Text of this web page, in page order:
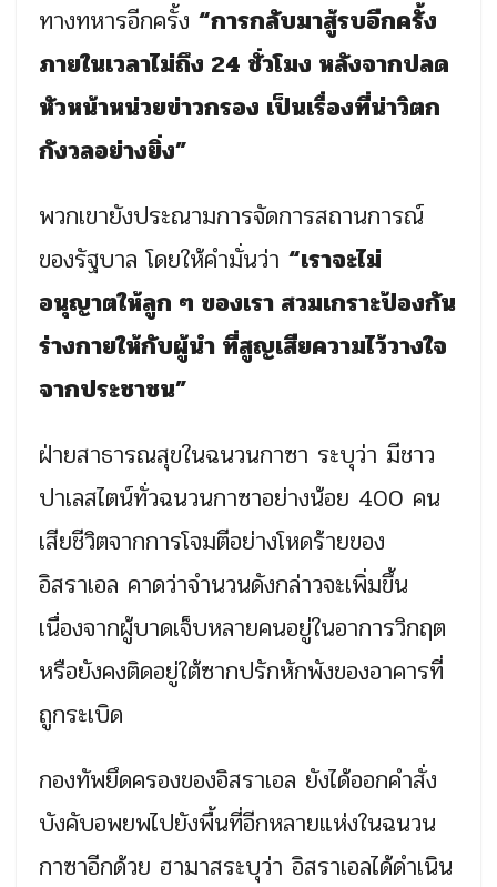
ทางทหารอีกครั้ง “การกลับมาสู้รบอีกครั้ง
ภายในเวลาไม่ถึง 24 ชั่วโมง หลังจากปลด
หัวหน้าหน่วยข่าวกรอง เป็นเรื่องที่น่าวิตก
กังวลอย่างยิ่ง”
พวกเขายังประณามการจัดการสถานการณ์
ของรัฐบาล โดยให้คำมั่นว่า “เราจะไม่
อนุญาตให้ลูก ๆ ของเรา สวมเกราะป้องกัน
ร่างกายให้กับผู้นำ ที่สูญเสียความไว้วางใจ
จากประชาชน”
ฝ่ายสาธารณสุขในฉนวนกาซา ระบุว่า มีชาว
ปาเลสไตน์ทั่วฉนวนกาซาอย่างน้อย 400 คน
เสียชีวิตจากการโจมตีอย่างโหดร้ายของ
อิสราเอล คาดว่าจำนวนดังกล่าวจะเพิ่มขึ้น
เนื่องจากผู้บาดเจ็บหลายคนอยู่ในอาการวิกฤต
หรือยังคงติดอยู่ใต้ซากปรักหักพังของอาคารที่
ถูกระเบิด
กองทัพยึดครองของอิสราเอล ยังได้ออกคำสั่ง
บังคับอพยพไปยังพื้นที่อีกหลายแห่งในฉนวน
กาซาอีกด้วย ฮามาสระบุว่า อิสราเอลได้ดำเนิน